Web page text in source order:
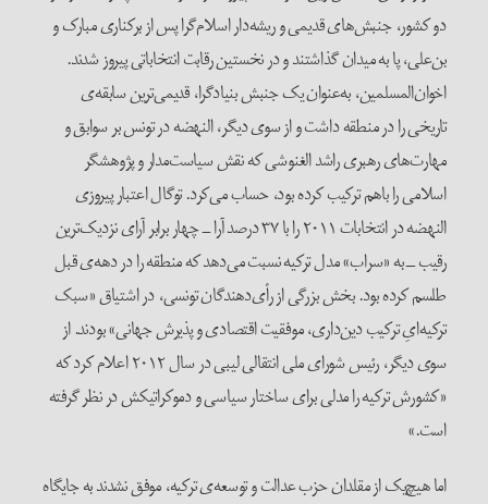
دو کشور، جنبش‌های قدیمی و ریشه‌دار اسلام‌گرا پس از برکناری مبارک و
بن‌علی، پا به میدان گذاشتند و در نخستین رقابت انتخاباتی پیروز شدند.
اخوان‌المسلمین، به‌عنوان یک جنبش بنیادگرا، قدیمی‌ترین سابقه‌ی
تاریخی را در منطقه داشت و از سوی دیگر، النهضه در تونس بر سوابق و
مهارت‌های رهبری راشد‌ الغنوشی که نقش سیاست‌مدار و پژوهشگر
اسلامی را باهم ترکیب کرده بود، حساب می‌کرد. توگال اعتبار پیروزی
النهضه در انتخابات ۲۰۱۱ را با ۳۷ درصد آرا ــ چهار برابر آرای نزدیک‌ترین
رقیب ــ به «سراب» مدل ترکیه نسبت می‌دهد که منطقه را در دهه‌ی قبل
طلسم کرده‌ بود. بخش بزرگی از رأی‌دهندگان تونسی، در اشتیاق «سبک
ترکیه‌ایِ ترکیب دین‌‌داری، موفقیت اقتصادی و پذیرش جهانی» بودند. از
سوی دیگر، رئیس شورای ملی انتقالی لیبی در سال ۲۰۱۲ اعلام کرد که
«کشورش ترکیه را مدلی برای ساختار سیاسی و دموکراتیکش در نظر گرفته
است.»
اما هیچ‌یک از مقلدان حزب عدالت و توسعه‌ی ترکیه، موفق نشدند به جایگاه